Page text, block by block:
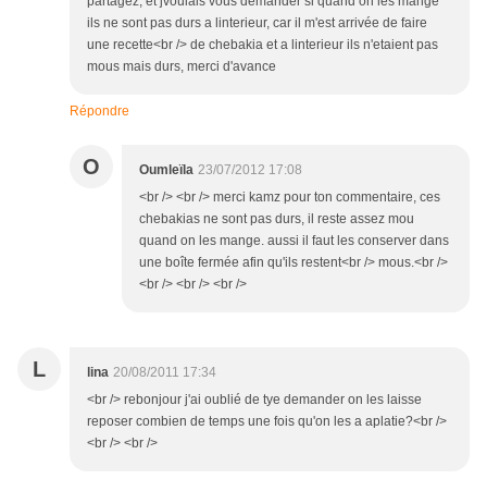
ils ne sont pas durs a linterieur, car il m'est arrivée de faire
une recette<br /> de chebakia et a linterieur ils n'etaient pas
mous mais durs, merci d'avance
Répondre
O Oumleïla 23/07/2012 17:08
<br /> <br /> merci kamz pour ton commentaire, ces
chebakias ne sont pas durs, il reste assez mou
quand on les mange. aussi il faut les conserver dans
une boîte fermée afin qu'ils restent<br /> mous.<br />
<br /> <br /> <br />
L lina 20/08/2011 17:34
<br /> rebonjour j'ai oublié de tye demander on les laisse
reposer combien de temps une fois qu'on les a aplatie?<br />
<br /> <br />